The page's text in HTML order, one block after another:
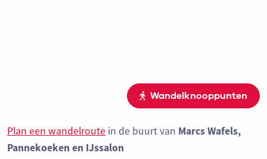
Wandelknooppunten
Plan een wandelroute in de buurt van Marcs Wafels,
Pannekoeken en IJssalon